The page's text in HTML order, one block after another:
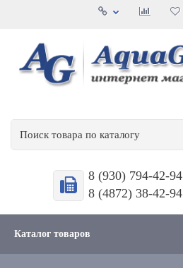
8 (930) 794-42-94
8 (4872) 38-42-94
Каталог товаров